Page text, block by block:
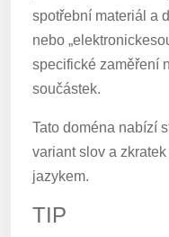
spotřební materiál a
nebo
specifické zaměření
součástek.
Tato doména nabízí
variant slov a
jazykem.
TIP